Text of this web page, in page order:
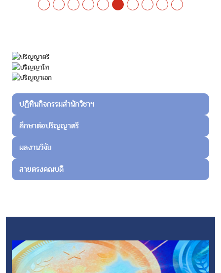
ปฏิทินกิจกรรมสำนักวิชาฯ
ศึกษาต่อปริญญาตรี
ผลงานวิจัย
สายตรงคณบดี